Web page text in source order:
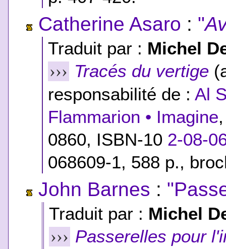
Catherine Asaro : "
Traduit par : Michel
››› Tracés du vertige
responsabilité de :Al
Flammarion • Imagine
0860, ISBN-10 2-08-
068609-1, 588 p.,
John Barnes :
Traduit par : Michel
››› Passerelles pour